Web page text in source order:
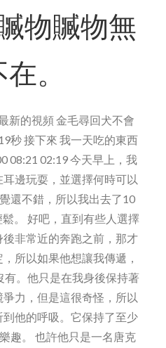
物贓物無
。
新的視頻 金毛尋回犬不會
秒 接下來 我一天吃的東西
08:21 02:19 今天早上，我
邊玩耍，並選擇何時可以
還不錯，所以我出去了10
。 好吧，直到有些人選擇
非常近的奔跑之前，那才
所以如果他想讓我傳遞，
有。他只是在我身後保持著
力，但是這很奇怪，所以
他的呼吸。它保持了至少
趣。 也許他只是一名唐克